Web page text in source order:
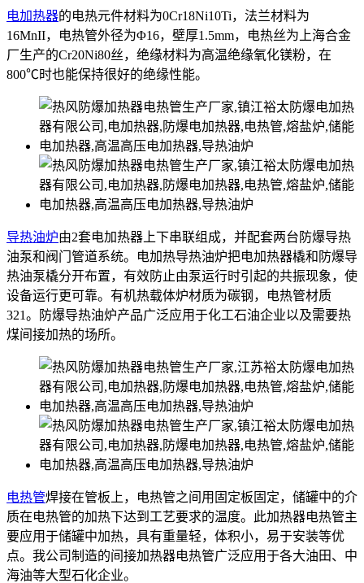
电加热器的电热元件材料为0Cr18Ni10Ti，法兰材料为
16MnII，电热管外径为Φ16，壁厚1.5mm，电热丝为上海合金
厂生产的Cr20Ni80丝，绝缘材料为高温绝缘氧化镁粉，在
800℃时也能保持很好的绝缘性能。
导热油炉由2套电加热器上下串联组成，并配套两台防爆导热
油泵和阀门管道系统。电加热导热油炉把电加热器橇和防爆导
热油泵橇分开布置，有效防止由泵运行时引起的共振现象，使
设备运行更可靠。有机热载体炉材质为碳钢，电热管材质
321。防爆导热油炉产品广泛应用于化工石油企业以及需要热
煤间接加热的场所。
电热管焊接在管板上，电热管之间用固定板固定，储罐中的介
质在电热管的加热下达到工艺要求的温度。此加热器电热管主
要应用于储罐中加热，具有重量轻，体积小，易于安装等优
点。我公司制造的间接加热器电热管广泛应用于各大油田、中
海油等大型石化企业。